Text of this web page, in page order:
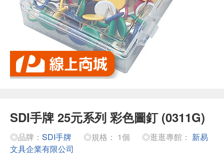
SDI手牌 25元系列 彩色圖釘 (0311G)
◎品牌： SDI手牌 ◎規格： 1個 ◎逛逛專館： 新易
文具企業有限公司